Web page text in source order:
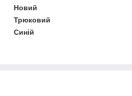
Новий
Трюковий
Синій